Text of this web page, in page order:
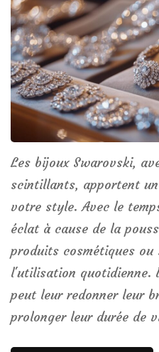
Les bijoux Swarovski,
scintillants, apportent
votre style. Avec le
éclat à cause de la
produits cosmétiques ou
l'utilisation quotidienne.
peut leur redonner leur
prolonger leur durée de